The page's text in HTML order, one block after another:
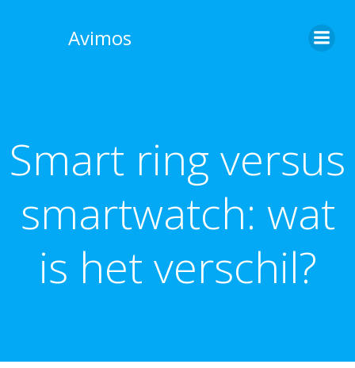
Avimos
Smart ring versus
smartwatch: wat
is het verschil?